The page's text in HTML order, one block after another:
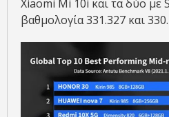
Xiaomi Mi 10i και τα δύο με
βαθμολογία 331.327 και